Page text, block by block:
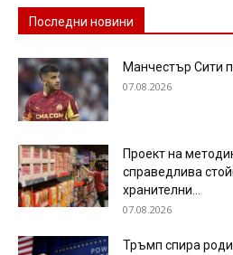
Последни новини
Манчестър Сити
07.08.2026
Проект на
справедлива
хранителни...
07.08.2026
Тръмп спира